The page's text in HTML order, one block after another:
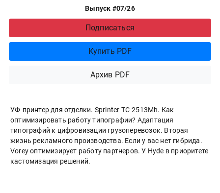
Выпуск #07/26
Подписаться
Купить PDF
Архив PDF
УФ-принтер для отделки. Sprinter ТС-2513Mh. Как
оптимизировать работу типографии? Адаптация
типографий к цифровизации грузоперевозок. Вторая
жизнь рекламного производства. Если у вас нет гибрида.
Vorey оптимизирует работу партнеров. У Hyde в приоритете
кастомизация решений.